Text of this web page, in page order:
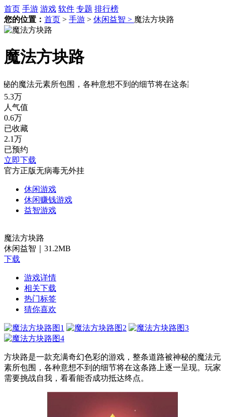
首页 手游 游戏 软件 专题 排行榜
您的位置： 首页 > 手游 > 休闲益智 > 魔法方块路
魔法方块路
法元素所包围，各种意想不到的细节将在这条路上逐一呈现
5.3万
人气值
0.6万
已收藏
2.1万
已预约
立即下载
官方正版无病毒无外挂
休闲游戏
休闲赚钱游戏
益智游戏
魔法方块路
休闲益智｜ 31.2MB
下载
游戏详情
相关下载
热门标签
猜你喜欢
方块路是一款充满奇幻色彩的游戏，整条道路被神秘的魔法元
素所包围，各种意想不到的细节将在这条路上逐一呈现。玩家
需要挑战自我，看看能否成功抵达终点。